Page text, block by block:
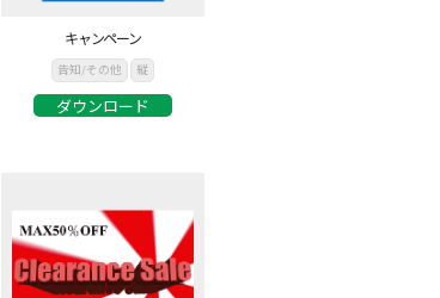
キャンペーン
告知/その他 縦
ダウンロード